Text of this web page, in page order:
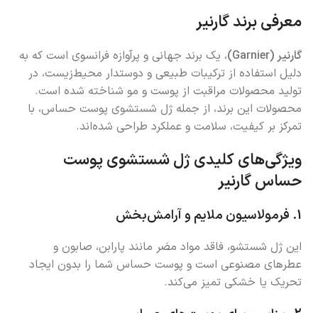
معرفی برند گارنیر
گارنیر (Garnier)
، یک برند جهانی و پرآوازه فرانسوی است که به
دلیل استفاده از ترکیبات طبیعی و دوستدار محیط‌زیست، در
تولید محصولات مراقبت از پوست و مو شناخته شده است.
محصولات این برند، از جمله ژل شستشوی پوست حساس، با
تمرکز بر کیفیت، سلامت و عملکرد طراحی شده‌اند.
ویژگی‌های کلیدی ژل شستشوی پوست
حساس گارنیر
1. فرمولاسیون ملایم و آرامش‌بخش
این ژل شستشو، فاقد مواد مضر مانند پارابن، صابون و
عطرهای مصنوعی است و پوست حساس شما را بدون ایجاد
تحریک یا خشکی تمیز می‌کند.